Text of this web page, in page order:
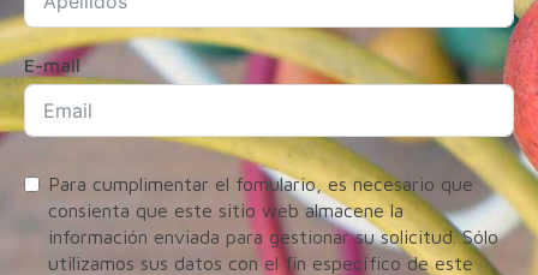
E-mail
Para cumplimentar el fomulario, es necesario que
consienta que este sitio web almacene la
información enviada para gestionar su solicitud. Sólo
utilizamos sus datos con el fin específico de este